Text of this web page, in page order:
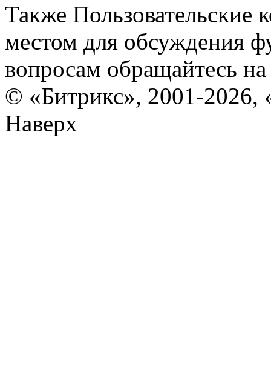
Также Пользовательские
местом для обсуждения
вопросам обращайтесь
© «Битрикс», 2001-2026,
Наверх